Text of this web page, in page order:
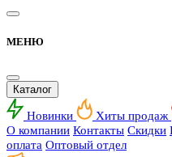
МЕНЮ
Каталог
Новинки Хиты продаж
О компании Контакты Скидки
оплата Оптовый отдел